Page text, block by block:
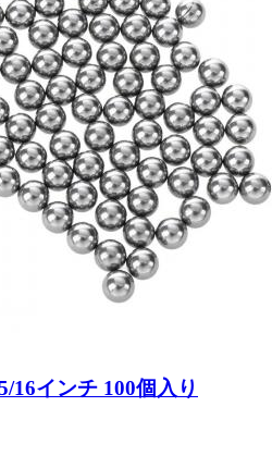
16インチ 100個入り